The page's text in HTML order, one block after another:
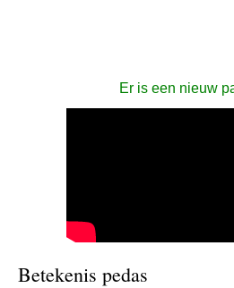
Er is een nieuw
Betekenis pedas